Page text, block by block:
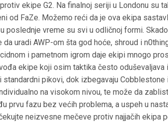
ekipe G2. Na finalnoj seriji u Londonu su
od FaZe. Možemo reći da je ova ekipa
poslednje vreme su svi u odličnoj formi.
uradi AWP-om šta god hoće, shroud i
i pametnom igrom daje ekipi mnogo
ekipe koji osim taktika često oduševaljava
pikovi, dok izbegavaju Cobblestone
na visokom nivou, te može da
prvu fazu bez većih problema, a uspeh u
neizvesne mečeve protiv najjačih ekipa